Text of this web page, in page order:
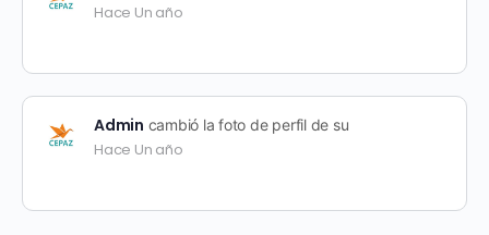
Hace Un año
Admin cambió la foto de perfil de su
Hace Un año